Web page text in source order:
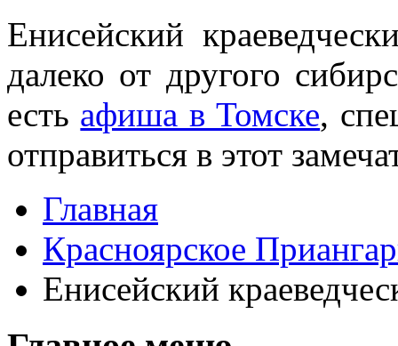
Енисейский
далеко от другого
есть афиша в Томске,
отправиться в этот
Главная
Красноярское
Енисейский